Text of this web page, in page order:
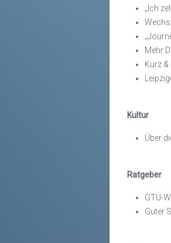
„Ich
Mehr
Kurz
Kultur
Über
Ratgeber
GTÜ-
Guter